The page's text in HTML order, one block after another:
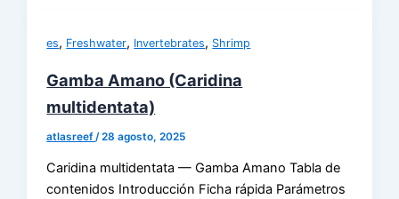
es, Freshwater, Invertebrates, Shrimp
Gamba Amano (Caridina
multidentata)
atlasreef /28 agosto, 2025
Caridina multidentata — Gamba Amano Tabla de
contenidos Introducción Ficha rápida Parámetros